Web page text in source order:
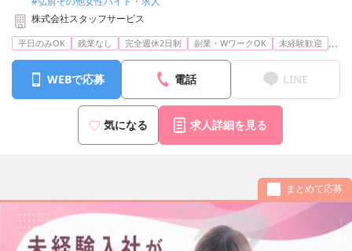
株式会社スタッフサービス
平日のみOK 残業なし 完全週休2日制 副業・WワークOK 未経験歓迎 ...
WEBで応募 電話 LINE
気になる 求人詳細を見る
まとめて応募